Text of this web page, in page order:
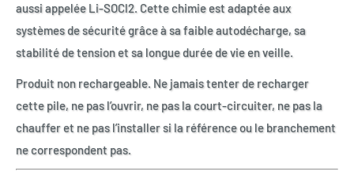
aussi appelée Li-SOCl2. Cette chimie est adaptée aux
systèmes de sécurité grâce à sa faible autodécharge, sa
stabilité de tension et sa longue durée de vie en veille.
Produit non rechargeable. Ne jamais tenter de recharger
cette pile, ne pas l’ouvrir, ne pas la court-circuiter, ne pas la
chauffer et ne pas l’installer si la référence ou le branchement
ne correspondent pas.